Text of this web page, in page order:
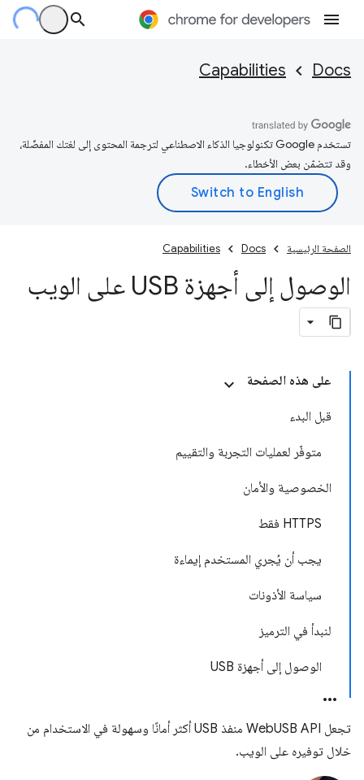
Docs
Capabilities
تستخدم Google تكنولوجيا الذكاء الاصطناعي لترجمة المحتوى إلى لغتك المفضّلة،
وقد تتضمّن بعض الأخطاء.
الصفحة الرئيسية Docs
Capabilities
الوصول إلى أجهزة USB على الويب
على هذه الصفحة
قبل البدء
متوفّر لعمليات التجربة والتقييم
الخصوصية والأمان
HTTPS فقط
يجب أن يُجري المستخدم إيماءة
سياسة الأذونات
لنبدأ في الترميز
الوصول إلى أجهزة USB
تجعل WebUSB API منفذ USB أكثر أمانًا وسهولة في الاستخدام من
خلال توفيره على الويب.